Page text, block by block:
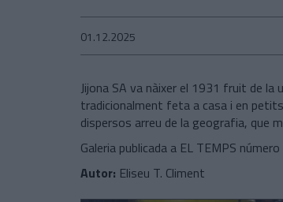
01.12.2025
Jijona SA va nàixer el 1931 fruit de la
tradicionalment feta a casa i en
dispersos arreu de la geografia, que
Galeria publicada a EL TEMPS
Autor: Eliseu T. Climent